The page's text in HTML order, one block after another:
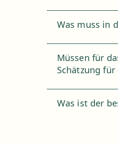
Was muss in
Müssen für
Schätzung für
Was ist der